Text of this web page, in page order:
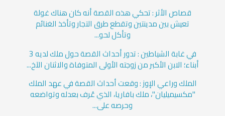
قصاص الأثر : تحكي هذه القصة أنه كان هناك غولة
تعيش بين مدينتين وتقطع طرق التجار وتأخذ الغنائم
وتأكل لحو...
في غابة الشياطين : تدور أحداث القصة حول ملك لديه 3
أبناء؛ الابن الأكبر من زوجته الأولى المتوفاة والاثنان الآخ...
الملك وراعي الإوز : وقعت أحداث القصة في عهد الملك
"مكسيميليان"، ملك بافاريا، الذي عُرف بعدله وتواضعه
وحرصه على...